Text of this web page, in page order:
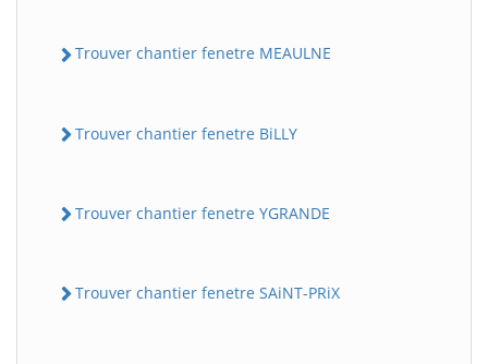
Trouver chantier fenetre MEAULNE
Trouver chantier fenetre BiLLY
Trouver chantier fenetre YGRANDE
Trouver chantier fenetre SAiNT-PRiX